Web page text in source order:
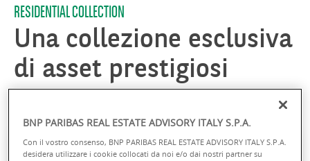
RESIDENTIAL COLLECTION
Una collezione esclusiva
di asset prestigiosi
BNP PARIBAS REAL ESTATE ADVISORY ITALY S.P.A.
Con il vostro consenso, BNP PARIBAS REAL ESTATE ADVISORY ITALY S.P.A.
desidera utilizzare i cookie collocati da noi e/o dai nostri partner su